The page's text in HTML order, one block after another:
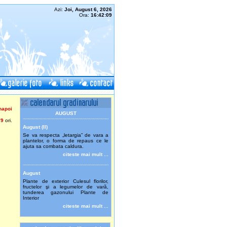
Azi: Joi, August 6, 2026
Ora: 16:42:09
ori.
AUGUST
August (II)
Se va respecta „letargia” de vara a
plantelor, o forma de repaus ce le
ajuta sa combata caldura.
citeste mai mult ...
August
Plante de exterior Culesul florilor,
fructelor şi a legumelor de vară,
tunderea gazonului Plante de
Interior
citeste mai mult ...